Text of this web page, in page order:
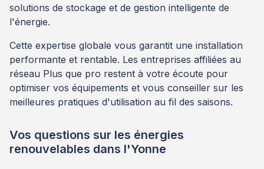
solutions de stockage et de gestion intelligente de
l'énergie.
Cette expertise globale vous garantit une installation
performante et rentable. Les entreprises affiliées au
réseau Plus que pro restent à votre écoute pour
optimiser vos équipements et vous conseiller sur les
meilleures pratiques d'utilisation au fil des saisons.
Vos questions sur les énergies
renouvelables dans l'Yonne